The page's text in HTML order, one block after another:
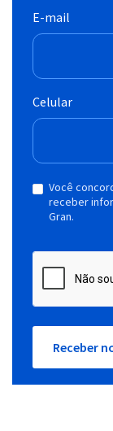
E-mail
Celular
Você
receber
Gran.
Receber